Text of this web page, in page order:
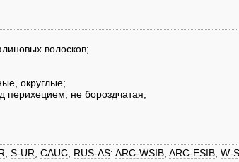
волосков;
округлые;
перихецием, не бороздчатая;
S-UR CAUC RUS-AS: ARC-WSIB ARC-ESIB W-